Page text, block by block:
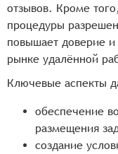
отзывов. Кроме
процедуры
повышает доверие и
рынке удалённой
Ключевые аспекты
обеспечение
размещения
создание